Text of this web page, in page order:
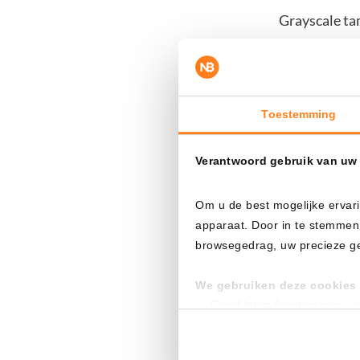
Toestemming
Verantwoord gebruik van
Om u de best mogelijke
apparaat. Door in te
browsegedrag, uw precieze
We gebruiken deze cookies
Grayscale
Bitwise
Bitwise está
Ethereum
XRP
La mayoría
gobierno de
gestores